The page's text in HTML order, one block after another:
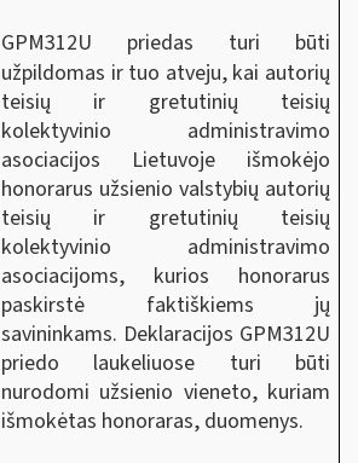
GPM312U priedas turi būti
užpildomas ir tuo atveju, kai autorių
teisių ir gretutinių teisių
kolektyvinio administravimo
asociacijos Lietuvoje išmokėjo
honorarus užsienio valstybių autorių
teisių ir gretutinių teisių
kolektyvinio administravimo
asociacijoms, kurios honorarus
paskirstė faktiškiems jų
savininkams. Deklaracijos GPM312U
priedo laukeliuose turi būti
nurodomi užsienio vieneto, kuriam
išmokėtas honoraras, duomenys.